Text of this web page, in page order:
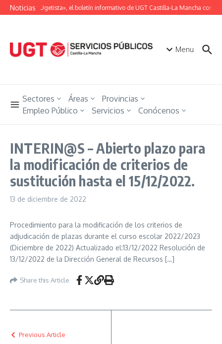
Saltar al contenido
Noticias
«Unión Ugetista», el boletín informativo de UGT Castilla-La Mancha con
Menu
Sectores Áreas
Provincias
Empleo Público
Servicios Conócenos
INTERIN@S – Abierto plazo para
la modificación de criterios de
sustitución hasta el 15/12/2022.
13 de diciembre de 2022
Procedimiento para la modificación de los criterios de
adjudicación de plazas durante el curso escolar 2022/2023
(Diciembre de 2022) Actualizado el:13/12/2022 Resolución de
13/12/2022 de la Dirección General de Recursos […]
Share this Article
Previous Article